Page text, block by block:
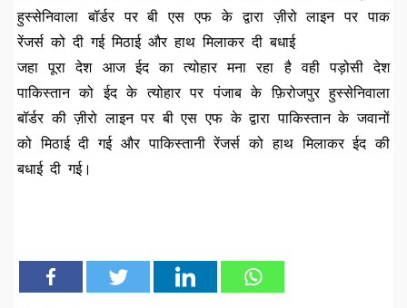
हुस्सेनिवाला बॉर्डर पर बी एस एफ के द्वारा ज़ीरो लाइन पर पाक
रेंजर्स को दी गई मिठाई और हाथ मिलाकर दी बधाई
जहा पूरा देश आज ईद का त्योहार मना रहा है वही पड़ोसी देश
पाकिस्तान को ईद के त्योहार पर पंजाब के फ़िरोजपुर हुस्सेनिवाला
बॉर्डर की ज़ीरो लाइन पर बी एस एफ के द्वारा पाकिस्तान के जवानों
को मिठाई दी गई और पाकिस्तानी रेंजर्स को हाथ मिलाकर ईद की
बधाई दी गई।